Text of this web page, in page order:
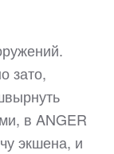
зато,
в ANGER
экшена, и